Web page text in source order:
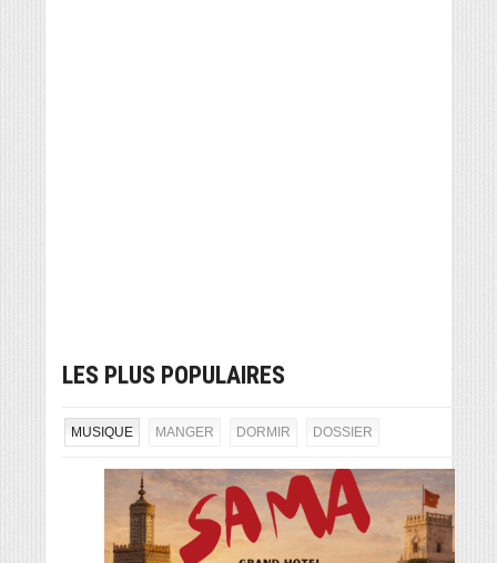
LES PLUS POPULAIRES
MUSIQUE MANGER DORMIR DOSSIER